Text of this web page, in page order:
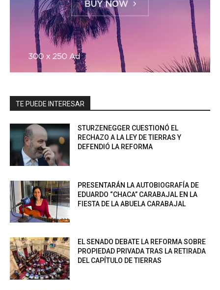
TE PUEDE INTERESAR
STURZENEGGER CUESTIONÓ EL
RECHAZO A LA LEY DE TIERRAS Y
DEFENDIÓ LA REFORMA
PRESENTARÁN LA AUTOBIOGRAFÍA DE
EDUARDO “CHACA” CARABAJAL EN LA
FIESTA DE LA ABUELA CARABAJAL
EL SENADO DEBATE LA REFORMA SOBRE
PROPIEDAD PRIVADA TRAS LA RETIRADA
DEL CAPÍTULO DE TIERRAS